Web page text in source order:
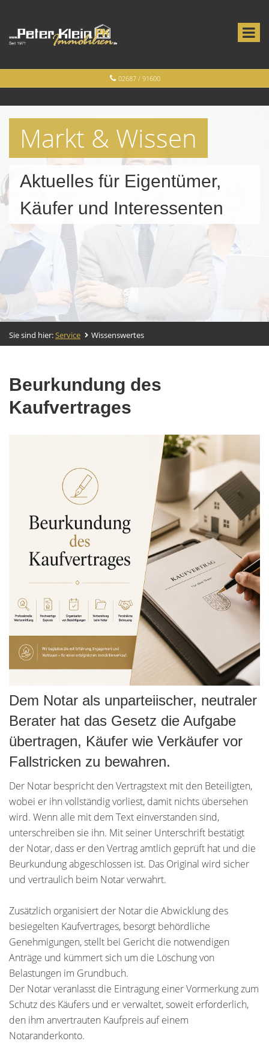
02687 / 91600
Markt & Wissen
Aktuelles für Eigentümer,
Käufer und Interessenten
Sie sind hier:Service Wissenswertes
Beurkundung des
Kaufvertrages
Dem Notar als unparteiischer, neutraler
Berater hat das Gesetz die Aufgabe
übertragen, Käufer wie Verkäufer vor
Fallstricken zu bewahren.
Der Notar bespricht den Vertragstext mit den Beteiligten,
wobei er ihn vollständig vorliest, damit nichts übersehen
wird. Wenn alle mit dem Text einverstanden sind,
unterschreiben sie ihn. Mit seiner Unterschrift bestätigt
der Notar, dass er den Vertrag amtlich geprüft hat und die
Beurkundung abgeschlossen ist. Das Original wird sicher
und vertraulich beim Notar verwahrt.
Zusätzlich organisiert der Notar die Abwicklung des
besiegelten Kaufvertrages, besorgt behördliche
Genehmigungen, stellt bei Gericht die notwendigen
Anträge und kümmert sich um die Löschung von
Belastungen im Grundbuch.
Der Notar veranlasst die Eintragung einer Vormerkung zum
Schutz des Käufers und er verwaltet, soweit erforderlich,
den ihm anvertrauten Kaufpreis auf einem
Notaranderkonto.